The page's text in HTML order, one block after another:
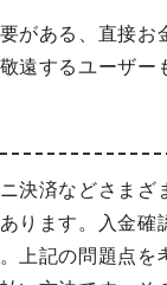
がある、直接
遠するユーザー
決済などさま
ります。入金
上記の問題点